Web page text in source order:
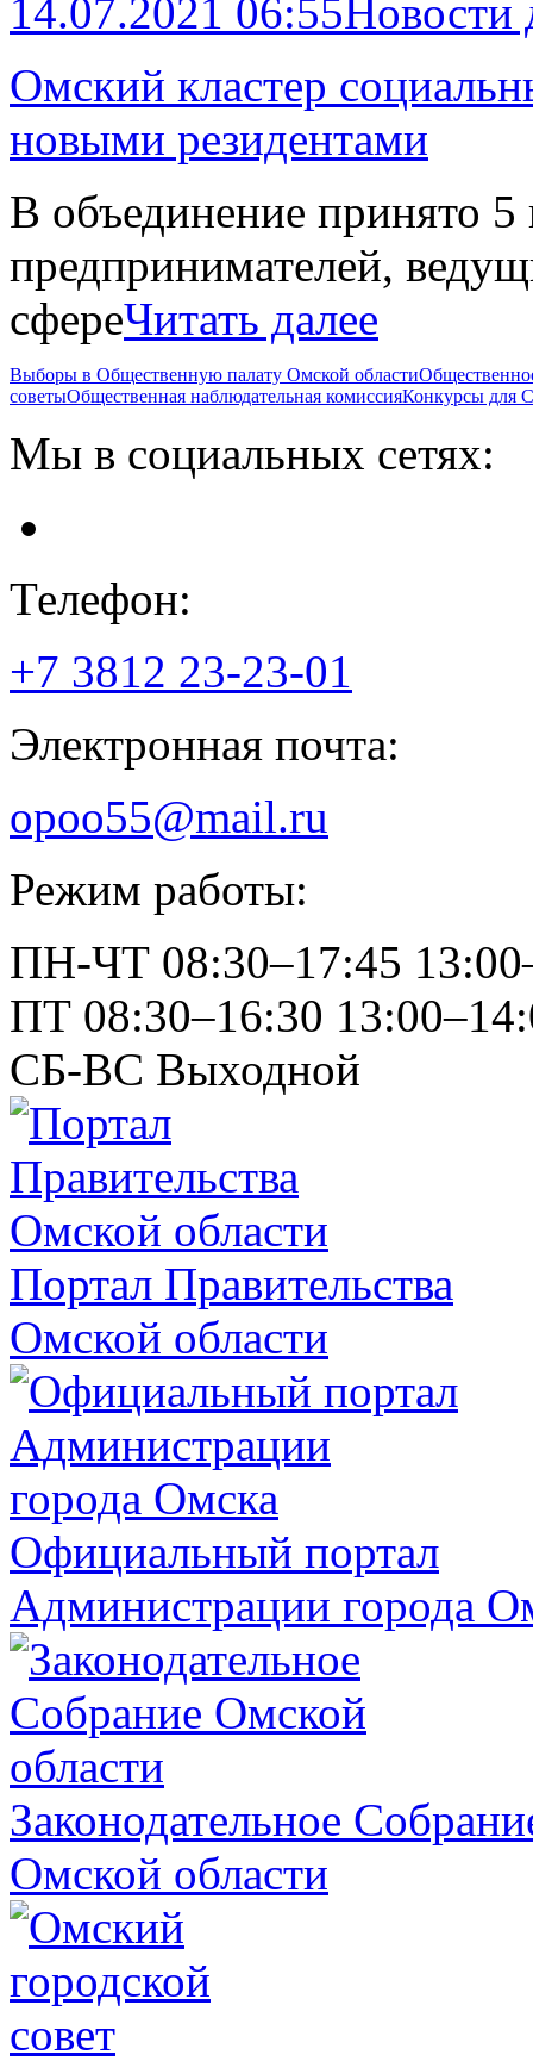
14.07.2021 06:55
Омский кластер
новыми резидентами
В объединение принято
предпринимателей,
сфереЧитать далее
Выборы в Общественную палату Омской области
советыОбщественная наблюдательная комиссияКонкурсы
Мы в социальных сетях:
Телефон:
+7 3812 23-23-01
Электронная почта:
opoo55@mail.ru
Режим работы:
ПН-ЧТ 08:30–17:45
ПТ 08:30–16:30
СБ-ВС Выходной
Портал Правительства
Омской области
Официальный портал
Администрации города
Законодательное
Омской области